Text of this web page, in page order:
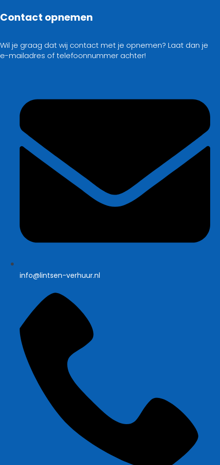
Contact opnemen
Wil je graag dat wij contact met je opnemen? Laat dan je
e-mailadres of telefoonnummer achter!
info@lintsen-verhuur.nl